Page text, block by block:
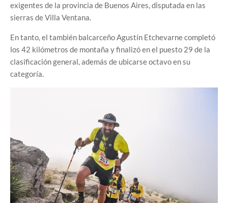
exigentes de la provincia de Buenos Aires, disputada en las
sierras de Villa Ventana.
En tanto, el también balcarceño Agustín Etchevarne completó
los 42 kilómetros de montaña y finalizó en el puesto 29 de la
clasificación general, además de ubicarse octavo en su
categoría.